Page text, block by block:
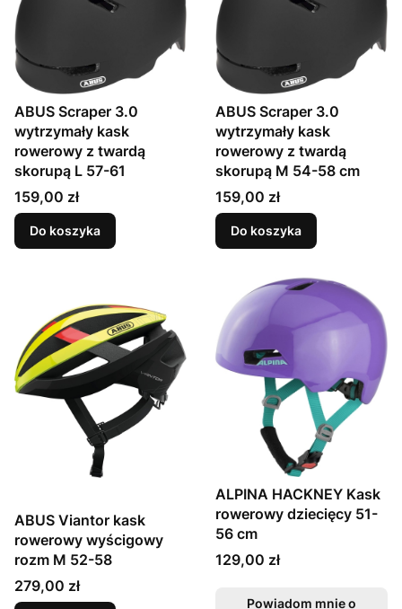
ABUS Scraper 3.0
wytrzymały kask
rowerowy z twardą
skorupą L 57-61
Cena
159,00 zł
Do koszyka
ABUS Scraper 3.0
wytrzymały kask
rowerowy z twardą
skorupą M 54-58 cm
Cena
159,00 zł
Do koszyka
ABUS Viantor kask
rowerowy wyścigowy
rozm M 52-58
Cena
279,00 zł
ALPINA HACKNEY Kask
rowerowy dziecięcy 51-
56 cm
Cena
129,00 zł
Powiadom mnie o